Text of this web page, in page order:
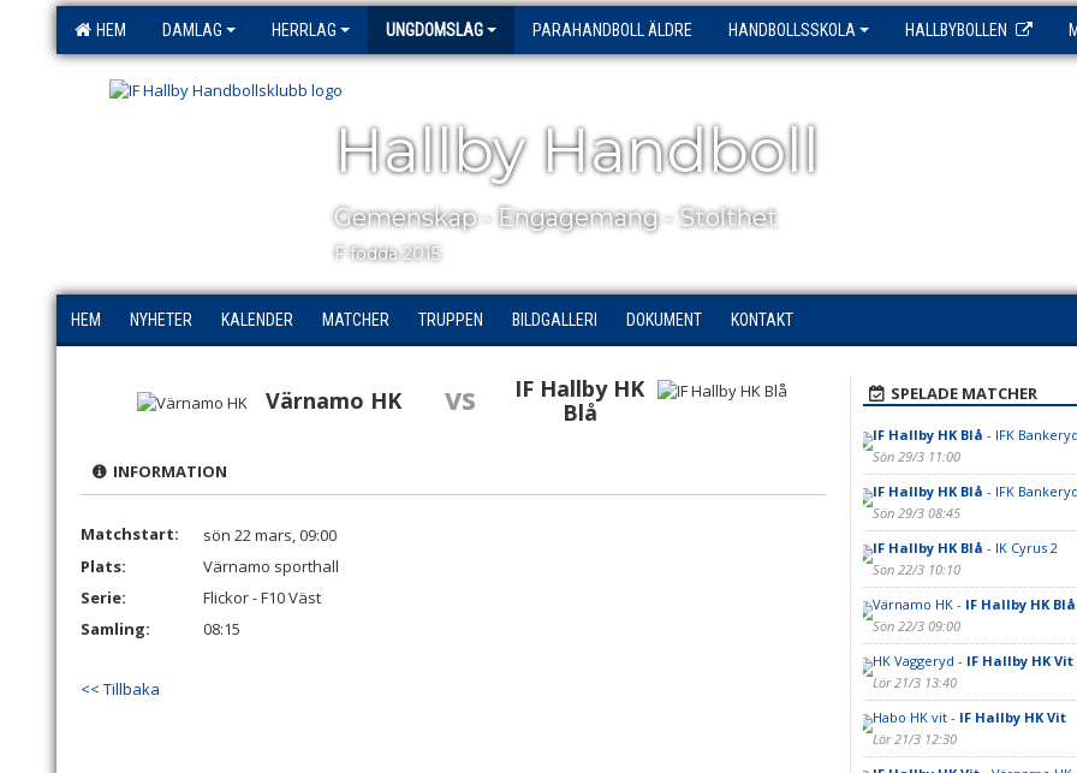
HEM DAMLAG HERRLAG UNGDOMSLAG PARAHANDBOLL ÄLDRE HANDBOLLSSKOLA HALLBYBOLLEN
Hallby Handboll
Gemenskap - Engagemang - Stolthet
F födda 2015
HEM NYHETER KALENDER MATCHER TRUPPEN BILDGALLERI DOKUMENT KONTAKT
Värnamo HK vs
IF Hallby HK
Blå
INFORMATION
Matchstart:
sön 22 mars, 09:00
Plats:
Värnamo sporthall
Serie:
Flickor - F10 Väst
Samling:
08:15
<< Tillbaka
SPELADE MATCHER
IF Hallby HK Blå - IFK
Sön 29/3 11:00
IF Hallby HK Blå - IFK
Sön 29/3 08:45
IF Hallby HK Blå - IK Cyrus 2
Sön 22/3 10:10
Värnamo HK - IF Hallby HK Blå
Sön 22/3 09:00
HK Vaggeryd - IF Hallby HK Vit
Lör 21/3 13:40
Habo HK vit - IF Hallby HK Vit
Lör 21/3 12:30